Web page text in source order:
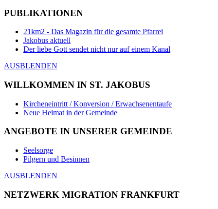
PUBLIKATIONEN
21km2 - Das Magazin für die gesamte Pfarrei
Jakobus aktuell
Der liebe Gott sendet nicht nur auf einem Kanal
AUSBLENDEN
WILLKOMMEN IN ST. JAKOBUS
Kircheneintritt / Konversion / Erwachsenentaufe
Neue Heimat in der Gemeinde
ANGEBOTE IN UNSERER GEMEINDE
Seelsorge
Pilgern und Besinnen
AUSBLENDEN
NETZWERK MIGRATION FRANKFURT